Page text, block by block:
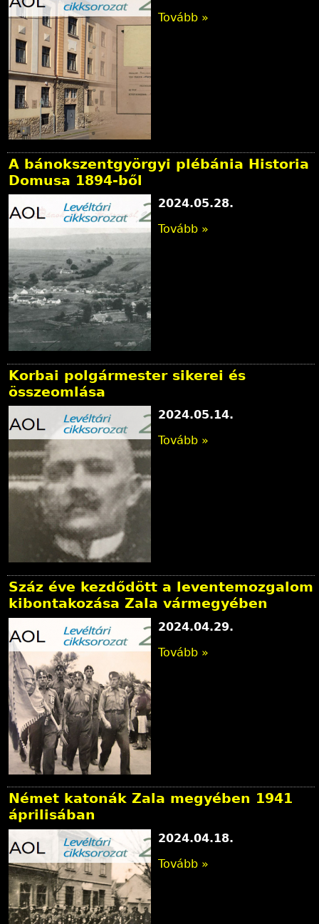
Tovább »
A bánokszentgyörgyi plébánia Historia
Domusa 1894-ből
2024.05.28.
Tovább »
Korbai polgármester sikerei és
összeomlása
2024.05.14.
Tovább »
Száz éve kezdődött a leventemozgalom
kibontakozása Zala vármegyében
2024.04.29.
Tovább »
Német katonák Zala megyében 1941
áprilisában
2024.04.18.
Tovább »